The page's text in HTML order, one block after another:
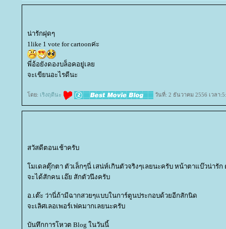
น่ารักฝุดๆ
1like 1 vote for cartoonค่ะ
พี่อ้อยังดองบล็อคอยู่เล
จะเขียนอะไรดีนะ
ดย: เริงฤดีนะ วันที่: 2 ธันวาคม 2556 เวลา
สวัสดีตอนเช้าครับ
มเดลตุ๊กตา ตัวเล็กๆนี่ เสน่ห์เกินตัวจริงๆเลยนะครับ หน้าตาแบ๊วน่ารัก
จะได้สักคน เอ๊ย สักตัวนึงครับ
อ.เต๊ะ ว่านี่ถ้ามีฉากสวยๆแบบในการ์ตูนประกอบด้วยอีกสักนิด
จะเลิศเลอเพอร์เฟคมากเลยนะครับ
บันทึกการโหวต Blog ในวันนี้